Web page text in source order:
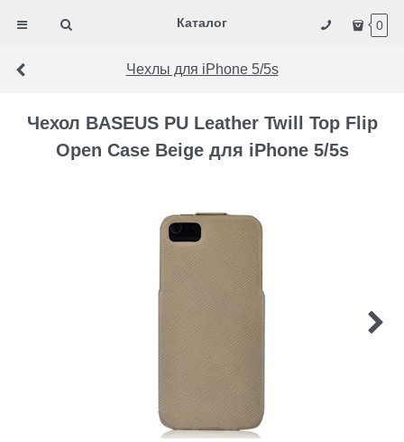
Каталог 0
Чехлы для iPhone 5/5s
Чехол BASEUS PU Leather Twill Top Flip
Open Case Beige для iPhone 5/5s